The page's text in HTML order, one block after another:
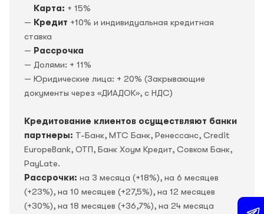
Карта: + 15%
— Кредит +10% и индивидуальная кредитная
ставка
— Рассрочка
— Долями: + 11%
— Юридические лица: + 20% (Закрывающие
документы через «ДИАДОК», c НДС)
Кредитование клиентов осуществляют банки
партнеры: Т-Банк, МТС Банк, Ренессанс, Credit
EuropeBank, OTП, Банк Хоум Кредит, Совком Банк,
PayLate.
Рассрочки: на 3 месяца (+18%), на 6 месяцев
(+23%), на 10 месяцев (+27,5%), на 12 месяцев
(+30%), на 18 месяцев (+36,7%), на 24 месяца